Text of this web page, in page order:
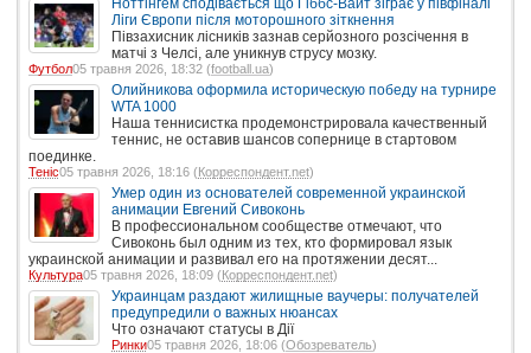
Ліги Європи після моторошного зіткнення
Півзахисник лісників зазнав серйозного розсічення в
матчі з Челсі, але уникнув струсу мозку.
Футбол05 травня 2026, 18:32 (football.ua)
Олийникова оформила историческую победу на турнире
WTA 1000
Наша теннисистка продемонстрировала качественный
теннис, не оставив шансов сопернице в стартовом
поединке.
Теніс05 травня 2026, 18:16 (Корреспондент.net)
Умер один из основателей современной украинской
анимации Евгений Сивоконь
В профессиональном сообществе отмечают, что
Сивоконь был одним из тех, кто формировал язык
украинской анимации и развивал его на протяжении десят...
Культура05 травня 2026, 18:09 (Корреспондент.net)
Украинцам раздают жилищные ваучеры: получателей
предупредили о важных нюансах
Что означают статусы в Дії
Ринки05 травня 2026, 18:06 (Обозреватель)